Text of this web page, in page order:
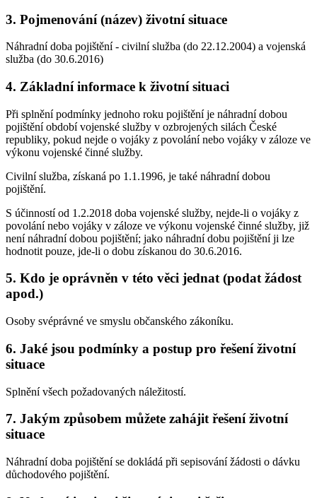
3. Pojmenování (název) životní situace
Náhradní doba pojištění - civilní služba (do 22.12.2004) a vojenská
služba (do 30.6.2016)
4. Základní informace k životní situaci
Při splnění podmínky jednoho roku pojištění je náhradní dobou
pojištění období vojenské služby v ozbrojených silách České
republiky, pokud nejde o vojáky z povolání nebo vojáky v záloze ve
výkonu vojenské činné služby.
Civilní služba, získaná po 1.1.1996, je také náhradní dobou
pojištění.
S účinností od 1.2.2018 doba vojenské služby, nejde-li o vojáky z
povolání nebo vojáky v záloze ve výkonu vojenské činné služby, již
není náhradní dobou pojištění; jako náhradní dobu pojištění ji lze
hodnotit pouze, jde-li o dobu získanou do 30.6.2016.
5. Kdo je oprávněn v této věci jednat (podat žádost
apod.)
Osoby svéprávné ve smyslu občanského zákoníku.
6. Jaké jsou podmínky a postup pro řešení životní
situace
Splnění všech požadovaných náležitostí.
7. Jakým způsobem můžete zahájit řešení životní
situace
Náhradní doba pojištění se dokládá při sepisování žádosti o dávku
důchodového pojištění.